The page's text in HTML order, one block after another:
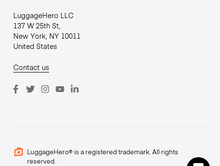
LuggageHero LLC
137 W 25th St,
New York, NY 10011
United States
Contact us
LuggageHero® is a registered trademark. All rights
reserved.